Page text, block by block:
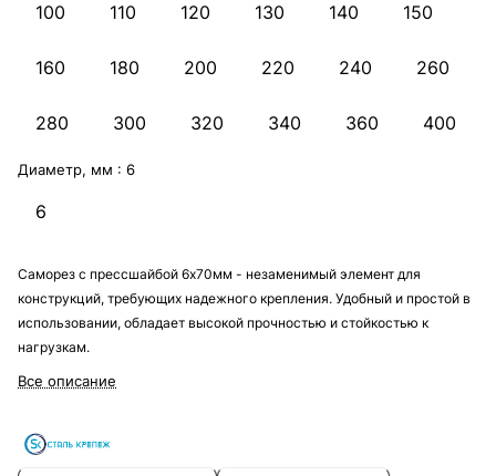
100 110 120 130 140 150
160 180 200 220 240 260
280 300 320 340 360 400
Диаметр, мм : 6
6
Саморез с прессшайбой 6х70мм - незаменимый элемент для
конструкций, требующих надежного крепления. Удобный и простой в
использовании, обладает высокой прочностью и стойкостью к
нагрузкам.
Все описание